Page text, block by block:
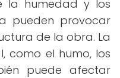
la humedad y los
pueden provocar
de la obra. La
como el humo, los
puede afectar